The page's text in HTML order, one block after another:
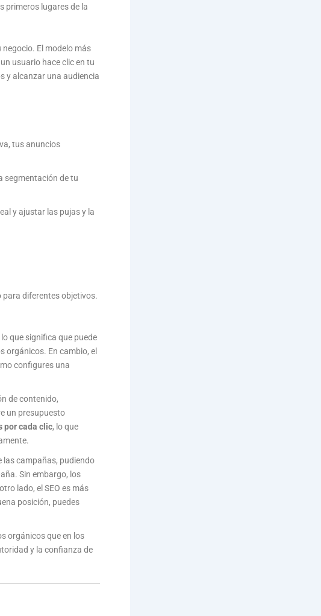
primeros lugares de la
El modelo más
usuario hace clic en tu
y alcanzar una audiencia
tus anuncios
segmentación de tu
y ajustar las pujas y la
para diferentes objetivos.
que significa que puede
orgánicos. En cambio, el
configures una
de contenido,
un presupuesto
por cada clic, lo que
las campañas, pudiendo
Sin embargo, los
lado, el SEO es más
posición, puedes
orgánicos que en los
y la confianza de